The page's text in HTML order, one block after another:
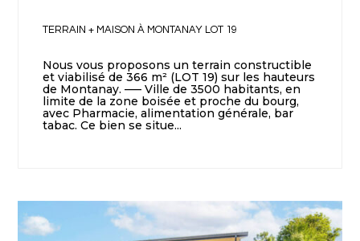
TERRAIN + MAISON À MONTANAY LOT 19
Nous vous proposons un terrain constructible
et viabilisé de 366 m² (LOT 19) sur les hauteurs
de Montanay. —– Ville de 3500 habitants, en
limite de la zone boisée et proche du bourg,
avec Pharmacie, alimentation générale, bar
tabac. Ce bien se situe...